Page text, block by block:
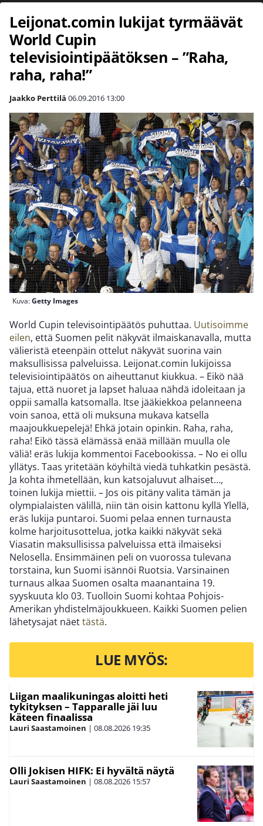
Leijonat.comin lukijat tyrmäävät
World Cupin
televisiointipäätöksen – ”Raha,
raha, raha!”
Jaakko Perttilä 06.09.2016 13:00
Kuva:Getty Images
World Cupin televisointipäätös puhuttaa. Uutisoimme
eilen, että Suomen pelit näkyvät ilmaiskanavalla, mutta
välieristä eteenpäin ottelut näkyvät suorina vain
maksullisissa palveluissa. Leijonat.comin lukijoissa
televisiointipäätös on aiheuttanut kiukkua. – Eikö nää
tajua, että nuoret ja lapset haluaa nähdä idoleitaan ja
oppii samalla katsomalla. Itse jääkiekkoa pelanneena
voin sanoa, että oli muksuna mukava katsella
maajoukkuepelejä! Ehkä jotain opinkin. Raha, raha,
raha! Eikö tässä elämässä enää millään muulla ole
väliä! eräs lukija kommentoi Facebookissa. – No ei ollu
yllätys. Taas yritetään köyhiltä viedä tuhkatkin pesästä.
Ja kohta ihmetellään, kun katsojaluvut alhaiset…,
toinen lukija miettii. – Jos ois pitäny valita tämän ja
olympialaisten välillä, niin tän oisin kattonu kyllä Ylellä,
eräs lukija puntaroi. Suomi pelaa ennen turnausta
kolme harjoitusottelua, jotka kaikki näkyvät sekä
Viasatin maksullisissa palveluissa että ilmaiseksi
Nelosella. Ensimmäinen peli on vuorossa tulevana
torstaina, kun Suomi isännöi Ruotsia. Varsinainen
turnaus alkaa Suomen osalta maanantaina 19.
syyskuuta klo 03. Tuolloin Suomi kohtaa Pohjois-
Amerikan yhdistelmäjoukkueen. Kaikki Suomen pelien
lähetysajat näettästä.
LUE MYÖS:
Liigan maalikuningas aloitti heti
tykityksen – Tapparalle jäi luu
käteen finaalissa
Lauri Saastamoinen | 08.08.2026 19:35
Olli Jokisen HIFK: Ei hyvältä näytä
Lauri Saastamoinen | 08.08.2026 15:57